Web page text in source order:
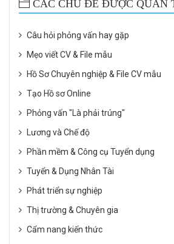
CÁC CHỦ ĐỀ ĐƯỢC QUAN
Câu hỏi phỏng vấn hay gặp
Mẹo viết CV & File mẫu
Hồ Sơ Chuyên nghiệp & File CV mẫu
Tạo Hồ sơ Online
Phỏng vấn "Là phải trúng"
Lương và Chế độ
Phần mềm & Công cụ Tuyển dụng
Tuyển & Dụng Nhân Tài
Phát triển sự nghiệp
Thị trường & Chuyên gia
Cẩm nang kiến thức